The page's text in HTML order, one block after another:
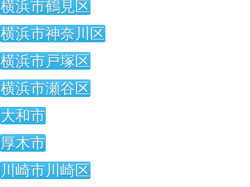
横浜市鶴見区
横浜市神奈川区
横浜市戸塚区
横浜市瀬谷区
大和市
厚木市
川崎市川崎区